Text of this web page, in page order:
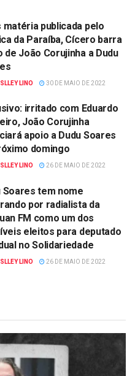
matéria publicada pelo
da Paraíba, Cícero barra
de João Corujinha a Dudu
LINO 30 DE MAIO DE 2022
irritado com Eduardo
João Corujinha
apoio a Dudu Soares
domingo
LINO 26 DE MAIO DE 2022
Soares tem nome
por radialista da
FM como um dos
eleitos para deputado
no Solidariedade
LINO 26 DE MAIO DE 2022